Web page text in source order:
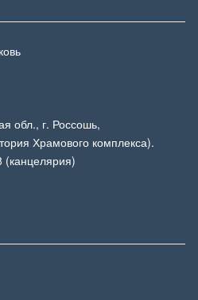
обл., г. Россошь,
Храмового комплекса).